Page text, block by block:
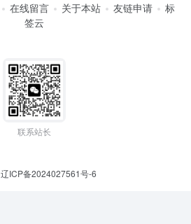
在线留言 关于本站 友链申请
标
签云
联系站长
辽ICP备2024027561号-6